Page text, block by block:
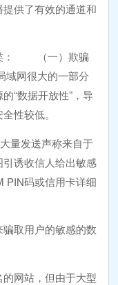
供了有效的通道和
类： （一）欺骗
网很大的一部分
“数据开放性”，导
性较低。
量发送声称来自于
诱收信人给出敏感
PIN码或信用卡详细
取用户的敏感的数
网站，但由于大型